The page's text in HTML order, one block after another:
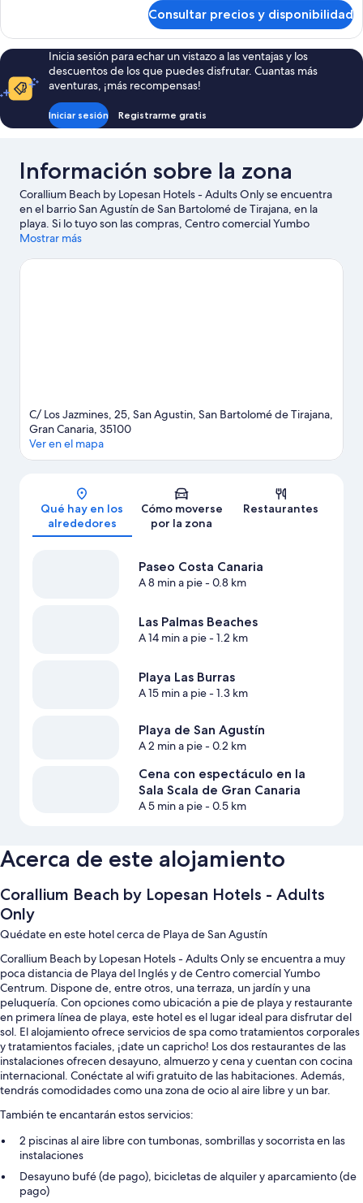
Consultar precios y disponibilidad
Inicia sesión para echar un vistazo a las ventajas y los
descuentos de los que puedes disfrutar. Cuantas más
aventuras, ¡más recompensas!
Iniciar sesión Registrarme gratis
Información sobre la zona
Corallium Beach by Lopesan Hotels - Adults Only se encuentra
en el barrio San Agustín de San Bartolomé de Tirajana, en la
playa. Si lo tuyo son las compras, Centro comercial Yumbo
Centrum es una parada obligatoria. Para los que prefieren
Inglés son dos excelentes opciones. No olvides visitar Aqualand
Mostrar más
C/ Los Jazmines, 25, San Agustin, San Bartolomé de Tirajana,
Gran Canaria, 35100
Ver en el mapa
Qué hay en los
alrededores
Cómo moverse
por la zona
Restaurantes
Paseo Costa Canaria
A 8 min a pie- 0.8 km
Las Palmas Beaches
A 14 min a pie- 1.2 km
Playa Las Burras
A 15 min a pie- 1.3 km
Playa de San Agustín
A 2 min a pie- 0.2 km
Cena con espectáculo en la
Sala Scala de Gran Canaria
A 5 min a pie- 0.5 km
Acerca de este alojamiento
Corallium Beach by Lopesan Hotels - Adults
Only
Quédate en este hotel cerca de Playa de San Agustín
Corallium Beach by Lopesan Hotels - Adults Only se encuentra a muy
poca distancia de Playa del Inglés y de Centro comercial Yumbo
Centrum. Dispone de, entre otros, una terraza, un jardín y una
peluquería. Con opciones como ubicación a pie de playa y restaurante
en primera línea de playa, este hotel es el lugar ideal para disfrutar del
sol. El alojamiento ofrece servicios de spa como tratamientos corporales
y tratamientos faciales, ¡date un capricho! Los dos restaurantes de las
instalaciones ofrecen desayuno, almuerzo y cena y cuentan con cocina
internacional. Conéctate al wifi gratuito de las habitaciones. Además,
tendrás comodidades como una zona de ocio al aire libre y un bar.
También te encantarán estos servicios:
2 piscinas al aire libre con tumbonas, sombrillas y socorrista en las
instalaciones
Desayuno bufé (de pago), bicicletas de alquiler y aparcamiento (de
pago)